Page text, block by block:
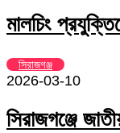
মালচিং
সিরাজগঞ্জ
2026-03-10
সিরাজগঞ্জে